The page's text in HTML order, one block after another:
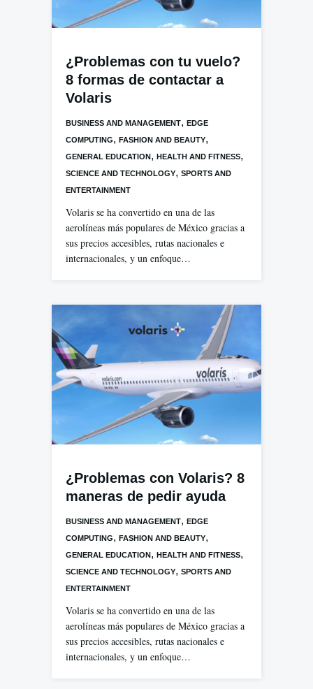
¿Problemas con tu vuelo?
8 formas de contactar a
Volaris
BUSINESS AND MANAGEMENT, EDGE
COMPUTING, FASHION AND BEAUTY,
GENERAL EDUCATION, HEALTH AND FITNESS,
SCIENCE AND TECHNOLOGY, SPORTS AND
ENTERTAINMENT
Volaris se ha convertido en una de las
aerolíneas más populares de México gracias a
sus precios accesibles, rutas nacionales e
internacionales, y un enfoque…
¿Problemas con Volaris? 8
maneras de pedir ayuda
BUSINESS AND MANAGEMENT, EDGE
COMPUTING, FASHION AND BEAUTY,
GENERAL EDUCATION, HEALTH AND FITNESS,
SCIENCE AND TECHNOLOGY, SPORTS AND
ENTERTAINMENT
Volaris se ha convertido en una de las
aerolíneas más populares de México gracias a
sus precios accesibles, rutas nacionales e
internacionales, y un enfoque…